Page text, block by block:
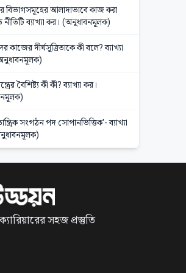
বিভাগসমূহের আলাদাভাবে কাজ করা
নীতিটি ব্যাখ্যা কর। (অনুধাবনমূলক)
কাজের দীর্ঘসূত্রিতাকে কী বলে? ব্যাখ্যা
বৈশিষ্ট্য কী কী? ব্যাখ্যা কর।
সংগঠন পদ সোপানভিত্তিক'- ব্যাখ্যা
সহজ প্রস্তুতি